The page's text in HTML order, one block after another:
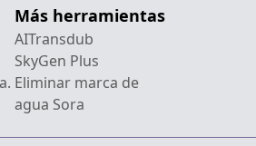
Más herramientas
AITransdub
SkyGen Plus
Eliminar marca de
agua Sora